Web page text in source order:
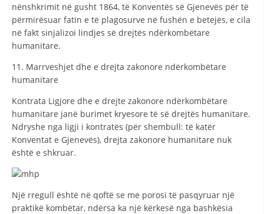
nënshkrimit në gusht 1864, të Konventës së Gjenevës për të
përmirësuar fatin e të plagosurve në fushën e betejës, e cila
në fakt sinjalizoi lindjes së drejtës ndërkombëtare
humanitare.
11. Marrveshjet dhe e drejta zakonore ndërkombëtare
humanitare
Kontrata Ligjore dhe e drejte zakonore ndërkombëtare
humanitare janë burimet kryesore të së drejtës humanitare.
Ndryshe nga ligji i kontratës (për shembull: të katër
Konventat e Gjenevës), drejta zakonore humanitare nuk
është e shkruar.
Një rregull është në qoftë se me porosi të pasqyruar një
praktikë kombëtar, ndërsa ka një kërkesë nga bashkësia